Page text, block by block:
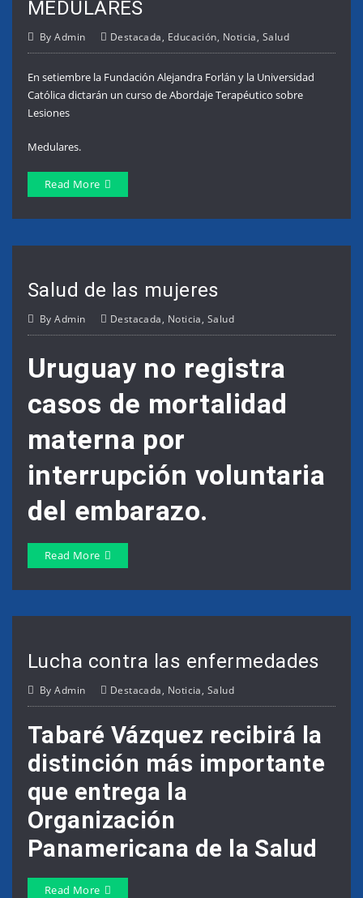
MEDULARES
ByAdmin Destacada, Educación, Noticia, Salud
En setiembre la Fundación Alejandra Forlán y la Universidad
Católica dictarán un curso de Abordaje Terapéutico sobre
Lesiones
Medulares.
Read More
Salud de las mujeres
ByAdmin Destacada, Noticia, Salud
Uruguay no registra
casos de mortalidad
materna por
interrupción voluntaria
del embarazo.
Read More
Lucha contra las enfermedades
ByAdmin Destacada, Noticia, Salud
Tabaré Vázquez recibirá la
distinción más importante
que entrega la
Organización
Panamericana de la Salud
Read More